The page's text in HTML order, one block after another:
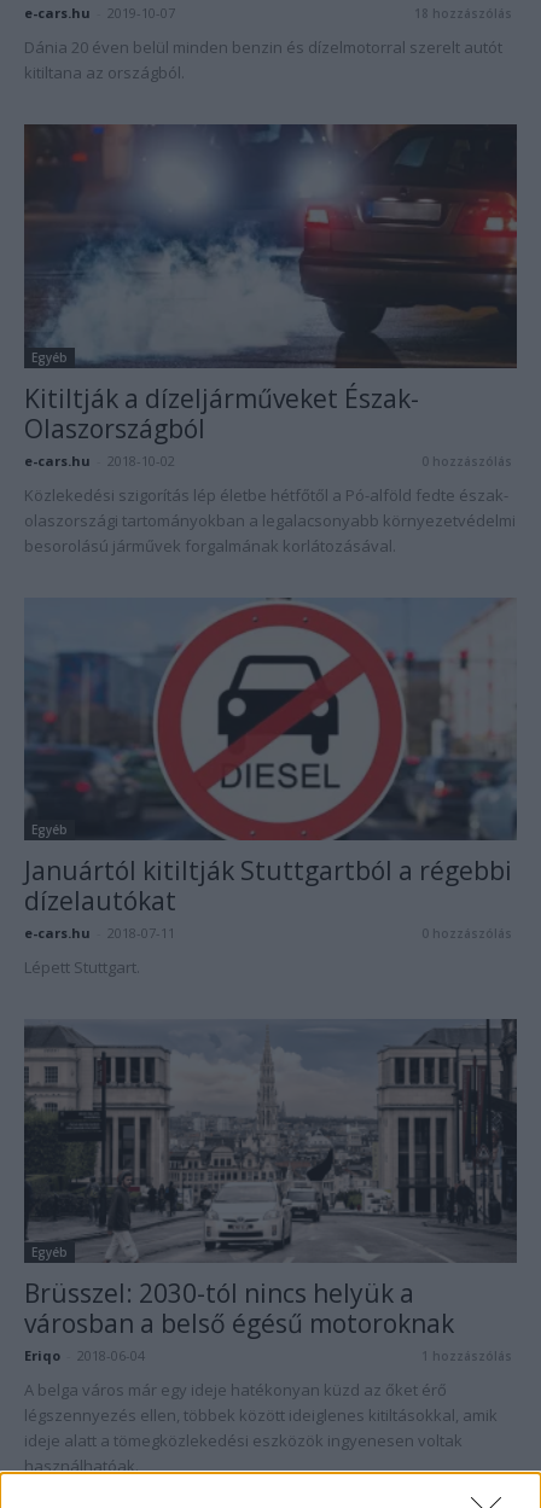
e-cars.hu 2019-10-07 18 hozzászólás
Dánia 20 éven belül minden benzin és dízelmotorral szerelt autót
kitiltana az országból.
Egyéb
Kitiltják a dízeljárműveket Észak-
Olaszországból
e-cars.hu 2018-10-02 0 hozzászólás
Közlekedési szigorítás lép életbe hétfőtől a Pó-alföld fedte észak-
olaszországi tartományokban a legalacsonyabb környezetvédelmi
besorolású járművek forgalmának korlátozásával.
Egyéb
Januártól kitiltják Stuttgartból a régebbi
dízelautókat
e-cars.hu 2018-07-11 0 hozzászólás
Lépett Stuttgart.
Egyéb
Brüsszel: 2030-tól nincs helyük a
városban a belső égésű motoroknak
Eriqo 2018-06-04 1 hozzászólás
A belga város már egy ideje hatékonyan küzd az őket érő
légszennyezés ellen, többek között ideiglenes kitiltásokkal, amik
ideje alatt a tömegközlekedési eszközök ingyenesen voltak
használhatóak.